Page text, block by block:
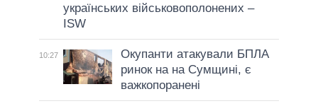
українських військовополонених –
ISW
10:27
Окупанти атакували БПЛА
ринок на на Сумщині, є
важкопоранені